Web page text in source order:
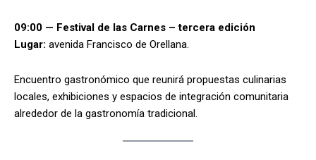
09:00 — Festival de las Carnes – tercera edición
Lugar: avenida Francisco de Orellana.
Encuentro gastronómico que reunirá propuestas culinarias
locales, exhibiciones y espacios de integración comunitaria
alrededor de la gastronomía tradicional.